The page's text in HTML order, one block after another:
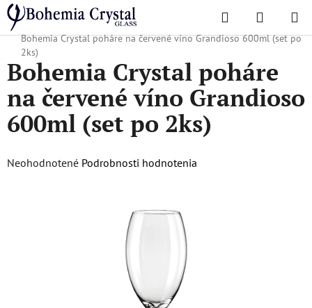
Prejsť
na
obsah
Hľadať
KOŠÍK
Domov
/ Obľúbené kolekcie / Vianočná ponuka Vánoční zboží
Bohemia Crystal poháre na červené víno Grandioso 600ml (set po
2ks)
Bohemia Crystal poháre
na červené víno Grandioso
600ml (set po 2ks)
Priemerné
Neohodnotené Podrobnosti hodnotenia